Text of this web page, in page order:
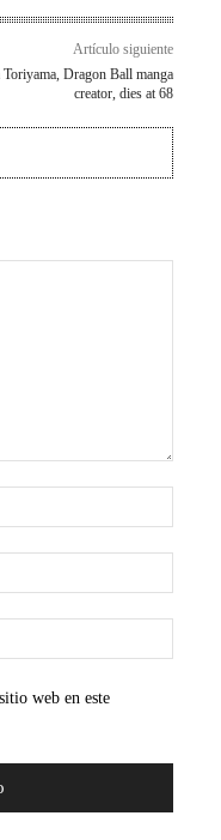
Artículo siguiente
Dragon Ball manga
creator, dies at 68
web:
web en este